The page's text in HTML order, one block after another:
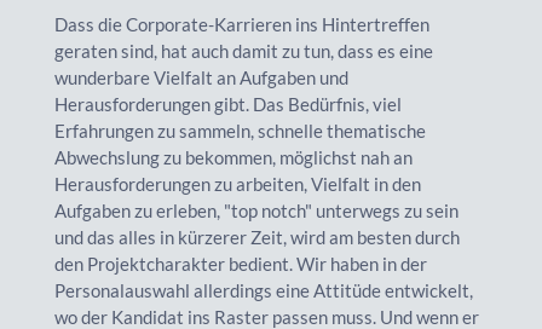
Dass die Corporate-Karrieren ins Hintertreffen
geraten sind, hat auch damit zu tun, dass es eine
wunderbare Vielfalt an Aufgaben und
Herausforderungen gibt. Das Bedürfnis, viel
Erfahrungen zu sammeln, schnelle thematische
Abwechslung zu bekommen, möglichst nah an
Herausforderungen zu arbeiten, Vielfalt in den
Aufgaben zu erleben, "top notch" unterwegs zu sein
und das alles in kürzerer Zeit, wird am besten durch
den Projektcharakter bedient. Wir haben in der
Personalauswahl allerdings eine Attitüde entwickelt,
wo der Kandidat ins Raster passen muss. Und wenn er